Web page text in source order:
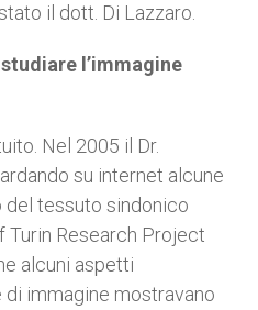
il dott. Di Lazzaro.
l’immagine
Nel 2005 il Dr.
su internet alcune
tessuto sindonico
Turin Research Project
alcuni aspetti
immagine mostravano